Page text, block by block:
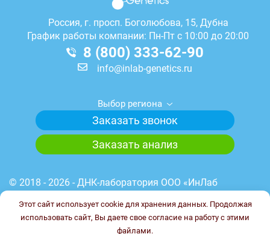
Россия, г. просп. Боголюбова, 15, Дубна
График работы компании: Пн-Пт с 10:00 до 20:00
8 (800) 333-62-90
info@inlab-genetics.ru
Выбор региона
Заказать звонок
Заказать анализ
© 2018 - 2026 - ДНК-лаборатория ООО «ИнЛаб
Л041-01148-78/00644845 от 23.03.2023 г. ИНН
7838102187. ОГРН 1227800017851.
Этот сайт использует cookie для хранения данных. Продолжая
использовать сайт, Вы даете свое согласие на работу с этими
файлами.